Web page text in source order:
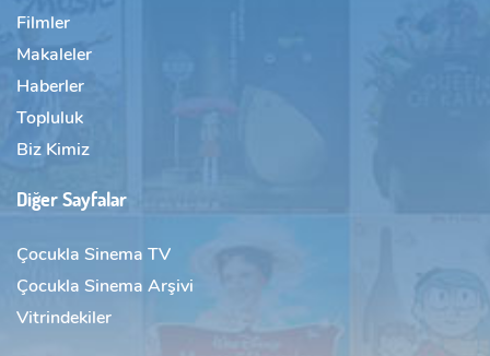
Filmler
Makaleler
Haberler
Topluluk
Biz Kimiz
Diğer Sayfalar
Çocukla Sinema TV
Çocukla Sinema Arşivi
Vitrindekiler